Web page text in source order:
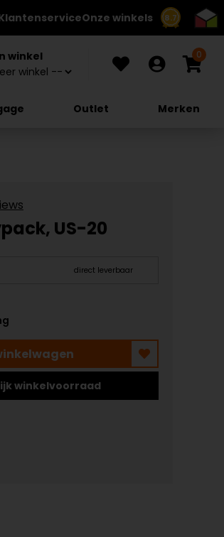
8.7
Onze winkels
winkel 0
Outlet Merken
US-20
direct leverbaar
winkelvoorraad